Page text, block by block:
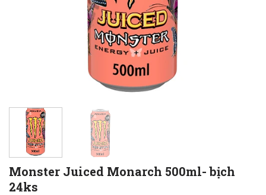
Monster Juiced Monarch 500ml- bịch
24ks